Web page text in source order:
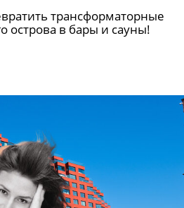
трансформаторные
острова в бары и сауны!